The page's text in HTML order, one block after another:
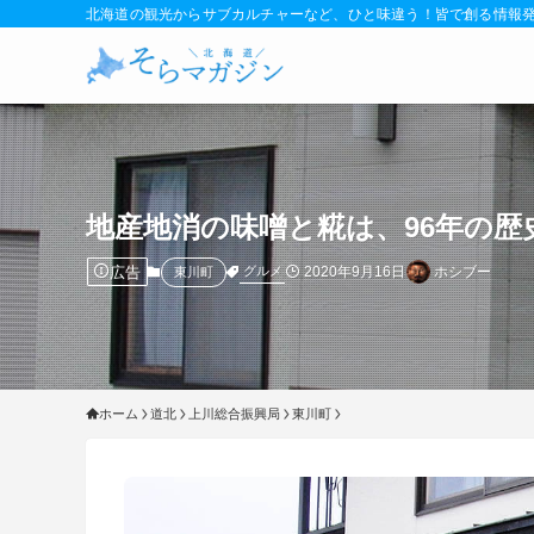
北海道の観光からサブカルチャーなど、ひと味違う！皆で創る情報
地産地消の味噌と糀は、96年の
広告 東川町 グルメ 2020年9月16日 ホシブー
ホーム 道北 上川総合振興局 東川町